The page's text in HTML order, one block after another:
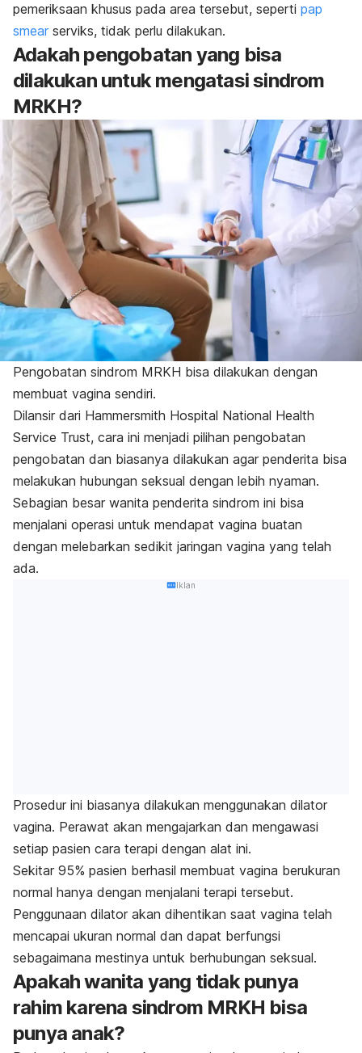
pemeriksaan khusus pada area tersebut, seperti pap
smear serviks, tidak perlu dilakukan.
Adakah pengobatan yang bisa
dilakukan untuk mengatasi sindrom
MRKH?
Pengobatan sindrom MRKH bisa dilakukan dengan
membuat vagina sendiri.
Dilansir dari Hammersmith Hospital National Health
Service Trust, cara ini menjadi pilihan pengobatan
pengobatan dan biasanya dilakukan agar penderita bisa
melakukan hubungan seksual dengan lebih nyaman.
Sebagian besar wanita penderita sindrom ini bisa
menjalani operasi untuk mendapat vagina buatan
dengan melebarkan sedikit jaringan vagina yang telah
ada.
Iklan
Prosedur ini biasanya dilakukan menggunakan dilator
vagina. Perawat akan mengajarkan dan mengawasi
setiap pasien cara terapi dengan alat ini.
Sekitar 95% pasien berhasil membuat vagina berukuran
normal hanya dengan menjalani terapi tersebut.
Penggunaan dilator akan dihentikan saat vagina telah
mencapai ukuran normal dan dapat berfungsi
sebagaimana mestinya untuk berhubungan seksual.
Apakah wanita yang tidak punya
rahim karena sindrom MRKH bisa
punya anak?